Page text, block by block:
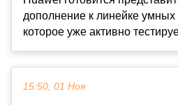
дополнение к линейке
которое уже активно
15:50, 01 Ноя